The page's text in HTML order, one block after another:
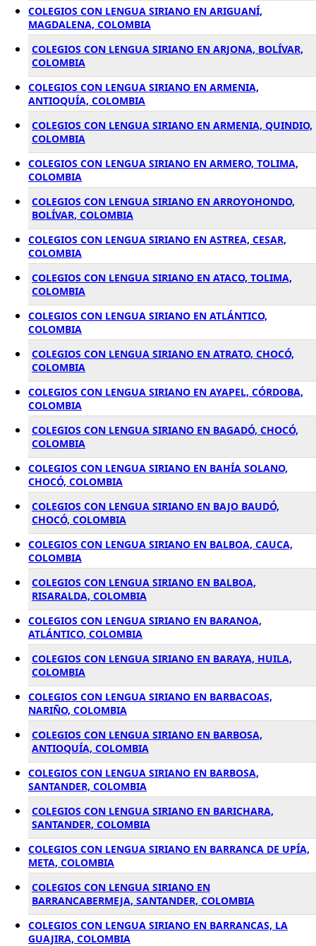
COLEGIOS CON LENGUA SIRIANO EN ARIGUANÍ,
MAGDALENA, COLOMBIA
COLEGIOS CON LENGUA SIRIANO EN ARJONA, BOLÍVAR,
COLOMBIA
COLEGIOS CON LENGUA SIRIANO EN ARMENIA,
ANTIOQUÍA, COLOMBIA
COLEGIOS CON LENGUA SIRIANO EN ARMENIA, QUINDIO,
COLOMBIA
COLEGIOS CON LENGUA SIRIANO EN ARMERO, TOLIMA,
COLOMBIA
COLEGIOS CON LENGUA SIRIANO EN ARROYOHONDO,
BOLÍVAR, COLOMBIA
COLEGIOS CON LENGUA SIRIANO EN ASTREA, CESAR,
COLOMBIA
COLEGIOS CON LENGUA SIRIANO EN ATACO, TOLIMA,
COLOMBIA
COLEGIOS CON LENGUA SIRIANO EN ATLÁNTICO,
COLOMBIA
COLEGIOS CON LENGUA SIRIANO EN ATRATO, CHOCÓ,
COLOMBIA
COLEGIOS CON LENGUA SIRIANO EN AYAPEL, CÓRDOBA,
COLOMBIA
COLEGIOS CON LENGUA SIRIANO EN BAGADÓ, CHOCÓ,
COLOMBIA
COLEGIOS CON LENGUA SIRIANO EN BAHÍA SOLANO,
CHOCÓ, COLOMBIA
COLEGIOS CON LENGUA SIRIANO EN BAJO BAUDÓ,
CHOCÓ, COLOMBIA
COLEGIOS CON LENGUA SIRIANO EN BALBOA, CAUCA,
COLOMBIA
COLEGIOS CON LENGUA SIRIANO EN BALBOA,
RISARALDA, COLOMBIA
COLEGIOS CON LENGUA SIRIANO EN BARANOA,
ATLÁNTICO, COLOMBIA
COLEGIOS CON LENGUA SIRIANO EN BARAYA, HUILA,
COLOMBIA
COLEGIOS CON LENGUA SIRIANO EN BARBACOAS,
NARIÑO, COLOMBIA
COLEGIOS CON LENGUA SIRIANO EN BARBOSA,
ANTIOQUÍA, COLOMBIA
COLEGIOS CON LENGUA SIRIANO EN BARBOSA,
SANTANDER, COLOMBIA
COLEGIOS CON LENGUA SIRIANO EN BARICHARA,
SANTANDER, COLOMBIA
COLEGIOS CON LENGUA SIRIANO EN BARRANCA DE UPÍA,
META, COLOMBIA
COLEGIOS CON LENGUA SIRIANO EN
BARRANCABERMEJA, SANTANDER, COLOMBIA
COLEGIOS CON LENGUA SIRIANO EN BARRANCAS, LA
GUAJIRA, COLOMBIA